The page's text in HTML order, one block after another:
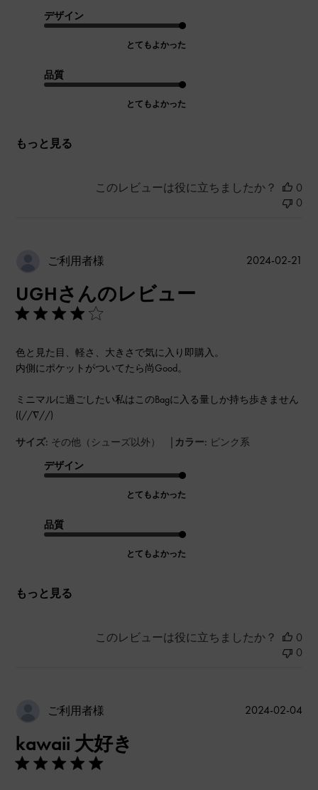
デザイン
とてもよかった
品質
とてもよかった
もっと見る
このレビューは役に立ちましたか？
0
0
ご利用者様
UGHさんのレビュー
色と見た目、軽さ、大きさで気に入り即購入。
内側にポケットがついてたら尚Good。
ミニマルに過ごしたい私はこのBagに入る量しか持ち歩きません
((//∇//)
サイズ: その他（シューズ以外） | カラー: ピンク系
デザイン
とてもよかった
品質
とてもよかった
もっと見る
2024-02-21
このレビューは役に立ちましたか？
0
0
ご利用者様
kawaii 大好き
公
2024-02-04